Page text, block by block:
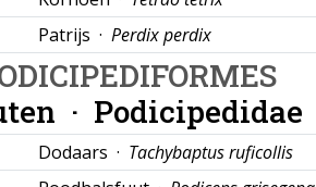
Patrijs · Perdix perdix
· Podicipedidae
Dodaars · Tachybaptus ruficollis